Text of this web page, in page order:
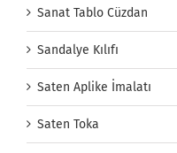
Sanat Tablo Cüzdan
Sandalye Kılıfı
Saten Aplike İmalatı
Saten Toka